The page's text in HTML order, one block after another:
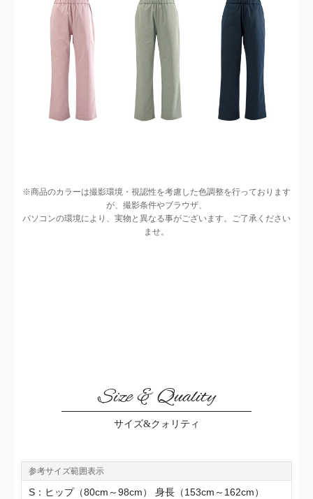
※商品のカラーは撮影環境・視認性を考慮した色調整を行っております
が、撮影条件やブラウザ、
パソコンの環境により、実物と異なる事がございます。ご了承ください
ませ。
Size & Quality
サイズ&クォリティ
参考サイズ範囲表示
S：ヒップ（80cm～98cm） 身長（153cm～162cm）